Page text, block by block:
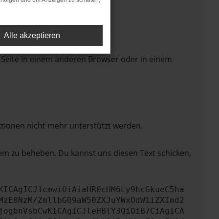
in einem anderen Browser oder in einem
nicht mehr unterstützt werden.
zu beheben. Du kannst uns diesen Text schicken,
ZmllbGQ9aW50ZXJuYWxOdW1iZXImd2
Alle akzeptieren